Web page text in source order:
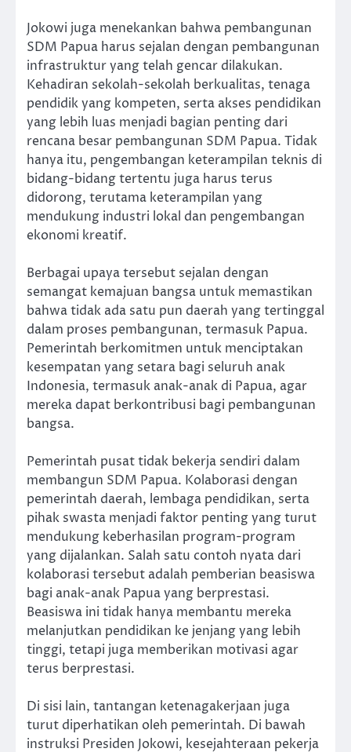
Jokowi juga menekankan bahwa pembangunan
SDM Papua harus sejalan dengan pembangunan
infrastruktur yang telah gencar dilakukan.
Kehadiran sekolah-sekolah berkualitas, tenaga
pendidik yang kompeten, serta akses pendidikan
yang lebih luas menjadi bagian penting dari
rencana besar pembangunan SDM Papua. Tidak
hanya itu, pengembangan keterampilan teknis di
bidang-bidang tertentu juga harus terus
didorong, terutama keterampilan yang
mendukung industri lokal dan pengembangan
ekonomi kreatif.
Berbagai upaya tersebut sejalan dengan
semangat kemajuan bangsa untuk memastikan
bahwa tidak ada satu pun daerah yang tertinggal
dalam proses pembangunan, termasuk Papua.
Pemerintah berkomitmen untuk menciptakan
kesempatan yang setara bagi seluruh anak
Indonesia, termasuk anak-anak di Papua, agar
mereka dapat berkontribusi bagi pembangunan
bangsa.
Pemerintah pusat tidak bekerja sendiri dalam
membangun SDM Papua. Kolaborasi dengan
pemerintah daerah, lembaga pendidikan, serta
pihak swasta menjadi faktor penting yang turut
mendukung keberhasilan program-program
yang dijalankan. Salah satu contoh nyata dari
kolaborasi tersebut adalah pemberian beasiswa
bagi anak-anak Papua yang berprestasi.
Beasiswa ini tidak hanya membantu mereka
melanjutkan pendidikan ke jenjang yang lebih
tinggi, tetapi juga memberikan motivasi agar
terus berprestasi.
Di sisi lain, tantangan ketenagakerjaan juga
turut diperhatikan oleh pemerintah. Di bawah
instruksi Presiden Jokowi, kesejahteraan pekerja